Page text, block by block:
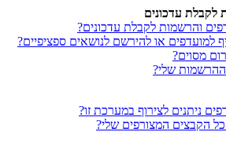
לקבלת עדכונים
והרשמות לקבלת עדכונים?
למועדפים או להירשם לנושאים ספציפיים?
מסוים?
שלי?
ניתנים לצירוף במערכת זו?
הקבצים המצורפים שלי?